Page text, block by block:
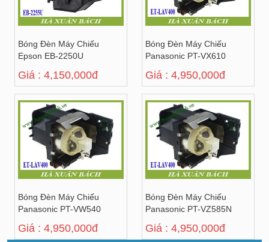
Bóng Đèn Máy Chiếu
Epson EB-2250U
Giá : 4,150,000đ
Bóng Đèn Máy Chiếu
Panasonic PT-VX610
Giá : 4,950,000đ
Bóng Đèn Máy Chiếu
Panasonic PT-VW540
Giá : 4,950,000đ
Bóng Đèn Máy Chiếu
Panasonic PT-VZ585N
Giá : 4,950,000đ